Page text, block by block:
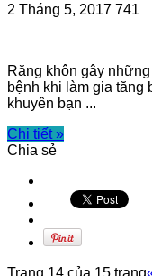
2 Tháng 5, 2017 741
Răng khôn gây
bệnh khi làm gia tăng
khuyên bạn ...
Chi tiết »
Chia sẻ
Trang 14 của 15 trang